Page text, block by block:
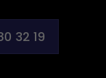
32 19